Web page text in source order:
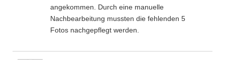
angekommen. Durch eine manuelle
Nachbearbeitung mussten die fehlenden 5
Fotos nachgepflegt werden.